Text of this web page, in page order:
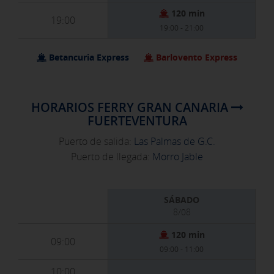
19:00
120 min
19:00 - 21:00
Betancuria Express Barlovento Express
HORARIOS FERRY GRAN CANARIA
FUERTEVENTURA
Puerto de salida: Las Palmas de G.C.
Puerto de llegada: Morro Jable
SÁBADO
8/08
09:00
120 min
09:00 - 11:00